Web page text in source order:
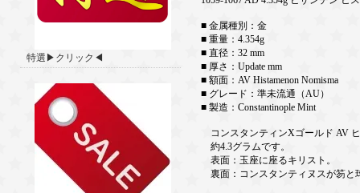
特選▶クリック◀
■ 金属種別：金
■ 重量：4.354g
■ 直径：32 mm
■ 厚さ：Update mm
■ 額面：AV Histamenon Nomisma
■ グレード：準未流通（AU）
■ 製造：Constantinople Mint
コンスタンティンXゴールド AV
約4.3グラムです。
表面：玉座に座るキリスト。
裏面：コンスタンティヌスが笏と